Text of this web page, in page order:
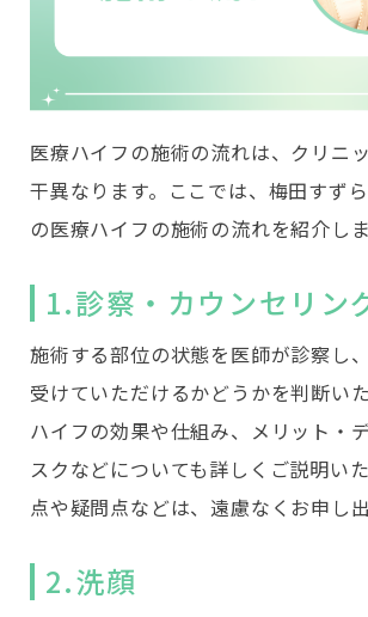
医療ハイフの施術の流れは、クリニ
干異なります。ここでは、梅田すず
の医療ハイフの施術の流れを紹介しま
1.診察・カウンセリン
施術する部位の状態を医師が診察し
受けていただけるかどうかを判断い
ハイフの効果や仕組み、メリット・
スクなどについても詳しくご説明い
点や疑問点などは、遠慮なくお申し
2.洗顔